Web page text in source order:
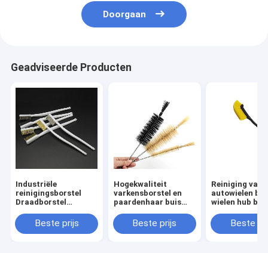
Doorgaan
Geadviseerde Producten
Industriële
reinigingsborstel
Draadborstel
roestverwijdering
kleine detailborstel
Beste prijs
Hogekwaliteit
varkensborstel en
paardenhaar buis
reinigingsborstel fles
wasborstel
Beste prijs
Reiniging van
autowielen
wielen hub
binnen buiten
Beste